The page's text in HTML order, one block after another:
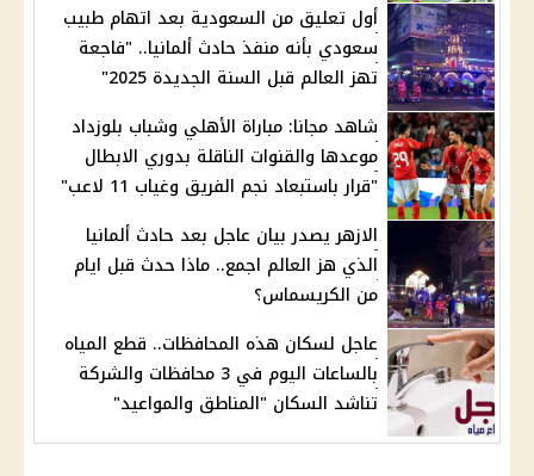
أول تعليق من السعودية بعد اتهام طبيب
سعودي بأنه منفذ حادث ألمانيا.. "فاجعة
تهز العالم قبل السنة الجديدة 2025"
شاهد مجانا: مباراة الأهلي وشباب بلوزداد
موعدها والقنوات الناقلة بدوري الابطال
"قرار باستبعاد نجم الفريق وغياب 11 لاعب"
الازهر يصدر بيان عاجل بعد حادث ألمانيا
الذي هز العالم اجمع.. ماذا حدث قبل ايام
من الكريسماس؟
عاجل لسكان هذه المحافظات.. قطع المياه
بالساعات اليوم في 3 محافظات والشركة
تناشد السكان "المناطق والمواعيد"